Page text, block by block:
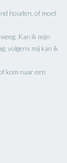
houden, of moet
Kan ik mijn
volgens mij kan ik
kom naar een